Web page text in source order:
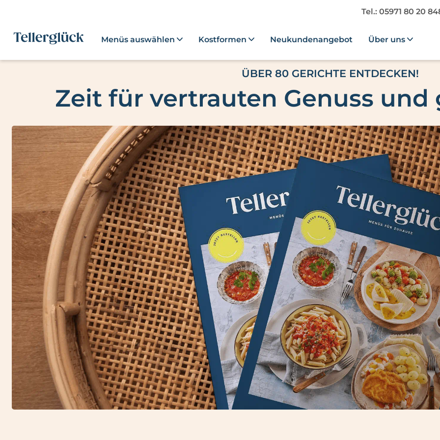
Tel.: 05971 80 20
Menüs auswählen Kostformen Neukundenangebot Über uns
Zeit für vertrauten Genuss und
ÜBER 80 GERICHTE ENTDECKEN!